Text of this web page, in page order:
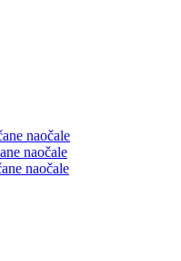
naočale
naočale
naočale